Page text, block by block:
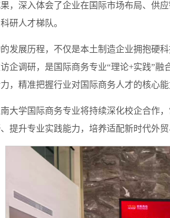
，深入体会了企业在国际市场布局、供
研人才梯队。
发展历程，不仅是本土制造企业拥抱硬
企调研，是国际商务专业“理论+实践”
，精准把握行业对国际商务人才的核心能
大学国际商务专业将持续深化校企合作
提升专业实践能力，培养适配新时代外